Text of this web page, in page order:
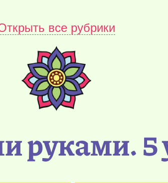
все рубрики
руками. 5